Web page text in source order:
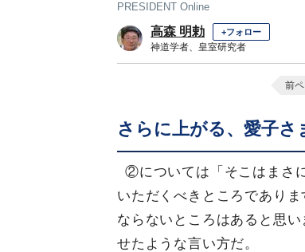
PRESIDENT Online
高森 明勅 +フォロー
神道学者、皇室研究者
前
さらに上がる、愛子
②については「そこはまさ
いただくべきところであり
ならないところはあると思
せたような言い方だ。